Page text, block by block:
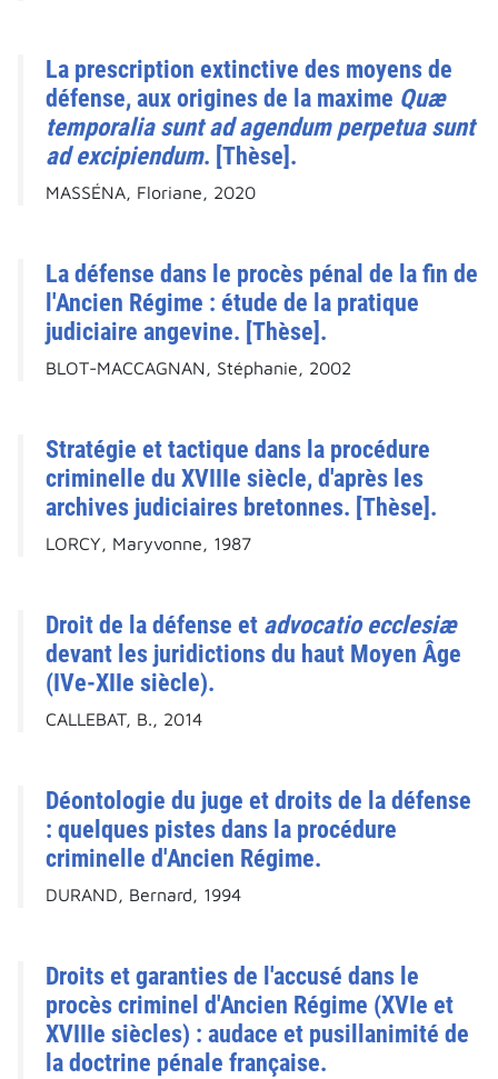
La prescription extinctive des moyens de
défense, aux origines de la maxime Quæ
temporalia sunt ad agendum perpetua sunt
ad excipiendum. [Thèse].
MASSÉNA, Floriane, 2020
La défense dans le procès pénal de la fin de
l'Ancien Régime : étude de la pratique
judiciaire angevine. [Thèse].
BLOT-MACCAGNAN, Stéphanie, 2002
Stratégie et tactique dans la procédure
criminelle du XVIIIe siècle, d'après les
archives judiciaires bretonnes. [Thèse].
LORCY, Maryvonne, 1987
Droit de la défense et advocatio ecclesiæ
devant les juridictions du haut Moyen Âge
(IVe-XIIe siècle).
CALLEBAT, B., 2014
Déontologie du juge et droits de la défense
: quelques pistes dans la procédure
criminelle d'Ancien Régime.
DURAND, Bernard, 1994
Droits et garanties de l'accusé dans le
procès criminel d'Ancien Régime (XVIe et
XVIIIe siècles) : audace et pusillanimité de
la doctrine pénale française.